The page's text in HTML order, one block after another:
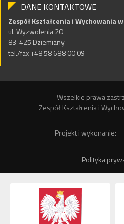
DANE KONTAKTOWE
Zespół Kształcenia i Wychowania
ul. Wyzwolenia 20
83-425 Dziemiany
tel./fax +48 58 688 00 09
Wszelkie prawa
Zespół Kształcenia i
Projekt i wykonanie:
Polityka